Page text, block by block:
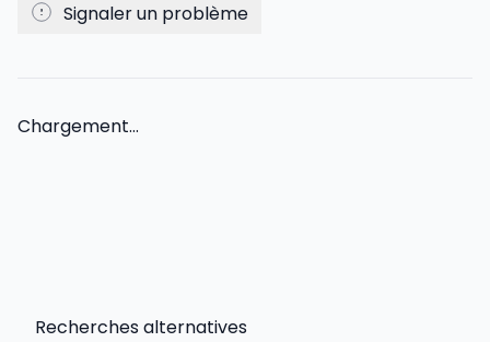
Signaler un problème
Chargement...
Recherches alternatives